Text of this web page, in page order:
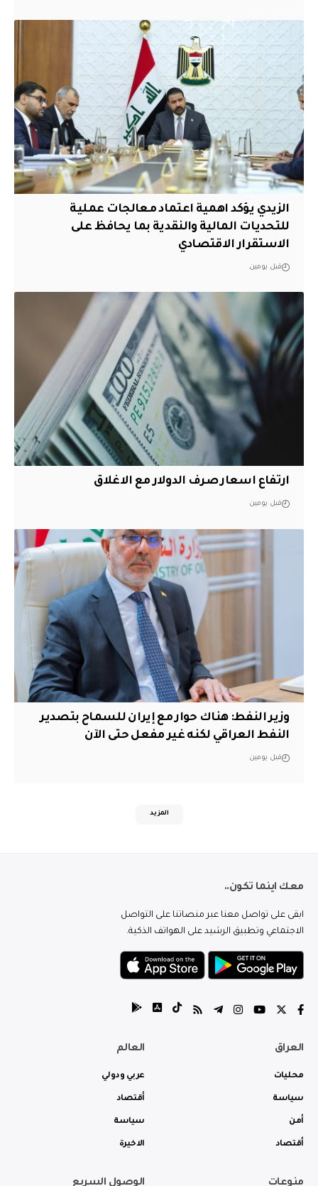
الزيدي يؤكد اهمية اعتماد معالجات عملية
للتحديات المالية والنقدية بما يحافظ على
الاستقرار الاقتصادي
قبل يومين
ارتفاع اسعار صرف الدولار مع الاغلاق
قبل يومين
وزير النفط: هناك حوار مع إيران للسماح بتصدير
النفط العراقي لكنه غير مفعل حتى الآن
قبل يومين
المزيد
معك اينما تكون..
ابقى على تواصل معنا عبر منصاتنا على التواصل
الاجتماعي وتطبيق الرشيد على الهواتف الذكية.
العراق
محليات
سياسة
أمن
أقتصاد
العالم
عربي ودولي
أقتصاد
سياسة
الاخيرة
منوعات الوصول السريع